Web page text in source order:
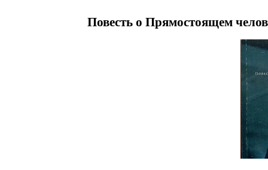
Повесть о Прямостоящем